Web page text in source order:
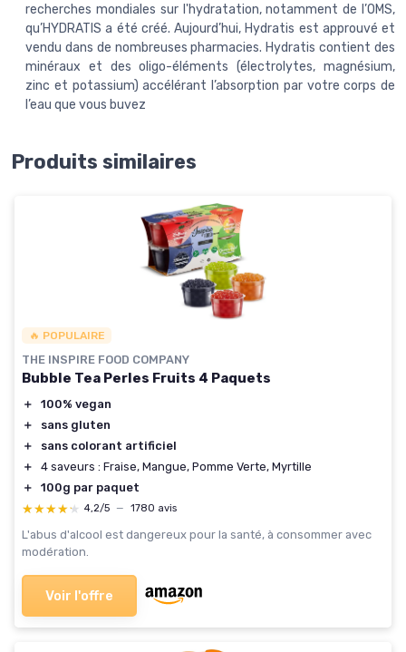
recherches mondiales sur l'hydratation, notamment de l’OMS,
qu’HYDRATIS a été créé. Aujourd’hui, Hydratis est approuvé et
vendu dans de nombreuses pharmacies. Hydratis contient des
minéraux et des oligo-éléments (électrolytes, magnésium,
zinc et potassium) accélérant l’absorption par votre corps de
l’eau que vous buvez
Produits similaires
🔥 POPULAIRE
THE INSPIRE FOOD COMPANY
Bubble Tea Perles Fruits 4 Paquets
＋
100% vegan
＋
sans gluten
＋
sans colorant artificiel
＋
4 saveurs : Fraise, Mangue, Pomme Verte, Myrtille
＋
100g par paquet
★★★★★
★★★★★ 4,2/5 — 1780 avis
L'abus d'alcool est dangereux pour la santé, à consommer avec
modération.
Voir l'offre